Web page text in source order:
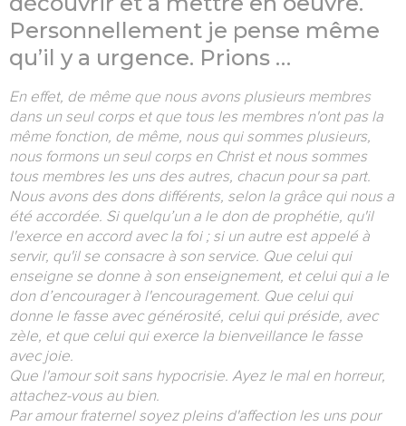
Personnellement je pense même
qu’il y a urgence. Prions …
En effet, de même que nous avons plusieurs membres
dans un seul corps et que tous les membres n'ont pas la
même fonction, de même, nous qui sommes plusieurs,
nous formons un seul corps en Christ et nous sommes
tous membres les uns des autres, chacun pour sa part.
Nous avons des dons différents, selon la grâce qui nous a
été accordée. Si quelqu’un a le don de prophétie, qu'il
l'exerce en accord avec la foi ; si un autre est appelé à
servir, qu'il se consacre à son service. Que celui qui
enseigne se donne à son enseignement, et celui qui a le
don d’encourager à l'encouragement. Que celui qui
donne le fasse avec générosité, celui qui préside, avec
zèle, et que celui qui exerce la bienveillance le fasse
avec joie.
Que l'amour soit sans hypocrisie. Ayez le mal en horreur,
attachez-vous au bien.
Par amour fraternel soyez pleins d'affection les uns pour